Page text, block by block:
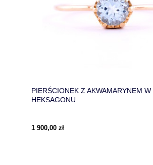
PIERŚCIONEK Z AKWAMARYNEM
HEKSAGONU
1 900,00 zł